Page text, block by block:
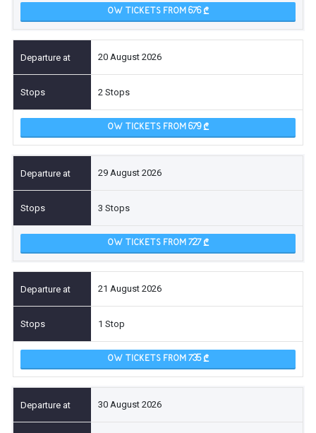
OW TICKETS FROM 676
20 August 2026
2 Stops
OW TICKETS FROM 679
29 August 2026
3 Stops
OW TICKETS FROM 727
21 August 2026
1 Stop
OW TICKETS FROM 735
30 August 2026